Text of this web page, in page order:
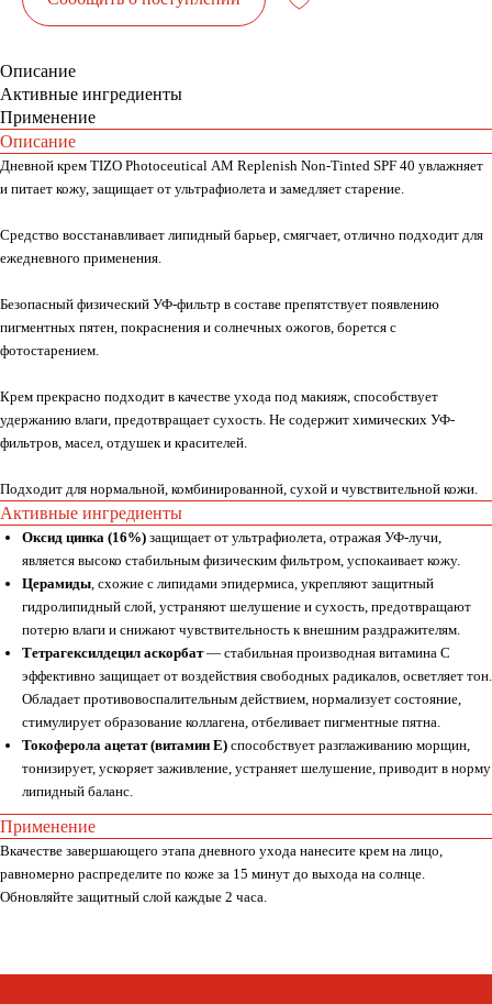
Описание
Активные ингредиенты
Применение
Описание
Дневной крем TIZO Photoceutical AM Replenish Non-Tinted SPF 40 увлажняет
и питает кожу, защищает от ультрафиолета и замедляет старение.
Средство восстанавливает липидный барьер, смягчает, отлично подходит для
ежедневного применения.
Безопасный физический УФ-фильтр в составе препятствует появлению
пигментных пятен, покраснения и солнечных ожогов, борется с
фотостарением.
Крем прекрасно подходит в качестве ухода под макияж, способствует
удержанию влаги, предотвращает сухость. Не содержит химических УФ-
фильтров, масел, отдушек и красителей.
Подходит для нормальной, комбинированной, сухой и чувствительной кожи.
Активные ингредиенты
Оксид цинка (16%) защищает от ультрафиолета, отражая УФ-лучи,
является высоко стабильным физическим фильтром, успокаивает кожу.
Церамиды, схожие с липидами эпидермиса, укрепляют защитный
гидролипидный слой, устраняют шелушение и сухость, предотвращают
потерю влаги и снижают чувствительность к внешним раздражителям.
Тетрагексилдецил аскорбат— стабильная производная витамина С
эффективно защищает от воздействия свободных радикалов, осветляет тон.
Обладает противовоспалительным действием, нормализует состояние,
стимулирует образование коллагена, отбеливает пигментные пятна.
Токоферола ацетат (витамин E) способствует разглаживанию морщин,
тонизирует, ускоряет заживление, устраняет шелушение, приводит в норму
липидный баланс.
Применение
Вкачестве завершающего этапа дневного ухода нанесите крем на лицо,
равномерно распределите по коже за 15 минут до выхода на солнце.
Обновляйте защитный слой каждые 2 часа.
WhatsApp Telegram